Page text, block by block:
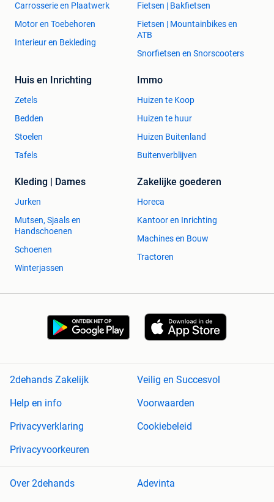
Carrosserie en Plaatwerk
Motor en Toebehoren
Interieur en Bekleding
Fietsen | Bakfietsen
Fietsen | Mountainbikes en
ATB
Snorfietsen en Snorscooters
Huis en Inrichting
Zetels
Bedden
Stoelen
Tafels
Immo
Huizen te Koop
Huizen te huur
Huizen Buitenland
Buitenverblijven
Kleding | Dames
Jurken
Mutsen, Sjaals en
Handschoenen
Schoenen
Winterjassen
Zakelijke goederen
Horeca
Kantoor en Inrichting
Machines en Bouw
Tractoren
2dehands Zakelijk
Veilig en Succesvol
Help en info
Voorwaarden
Privacyverklaring
Cookiebeleid
Privacyvoorkeuren
Over 2dehands
Adevinta